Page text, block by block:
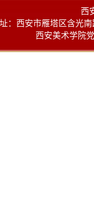
西
：西安市雁塔区含光
西安美术学院